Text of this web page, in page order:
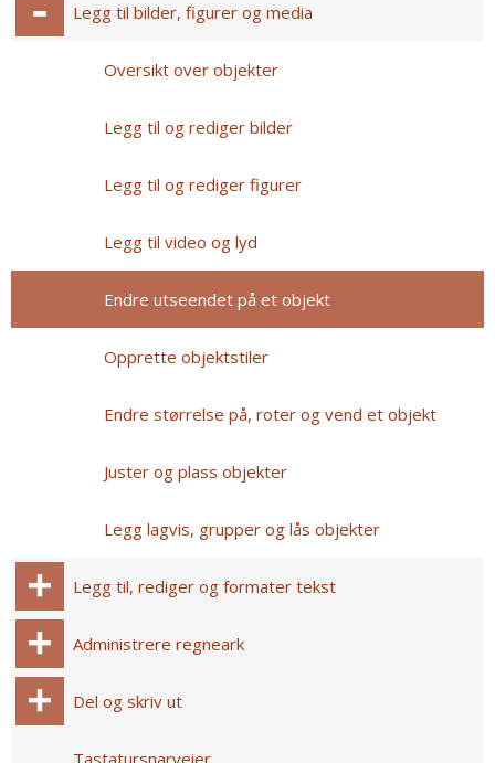
Legg til bilder, figurer og media
Oversikt over objekter
Legg til og rediger bilder
Legg til og rediger figurer
Legg til video og lyd
Endre utseendet på et objekt
Opprette objektstiler
Endre størrelse på, roter og vend et objekt
Juster og plass objekter
Legg lagvis, grupper og lås objekter
Legg til, rediger og formater tekst
Administrere regneark
Del og skriv ut
Tastatursnarveier